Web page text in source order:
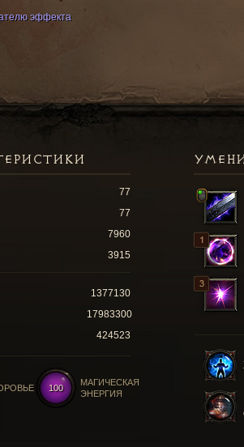
эффекта
77
77
7960
3915
1377130
17983300
424523
100
МАГИЧЕСКАЯ
ЭНЕРГИЯ